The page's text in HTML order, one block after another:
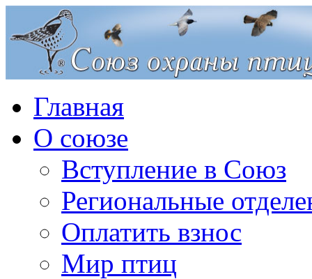
Главная
О союзе
Вступление в Союз
Региональные
Оплатить взнос
Мир птиц